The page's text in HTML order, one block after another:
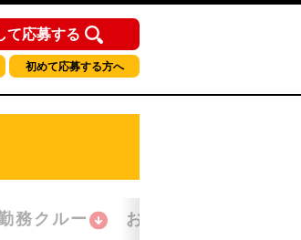
て応募する
初めて応募する方へ
務クルー おかえり！クルー